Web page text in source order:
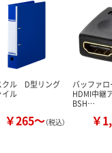
カゴへ カ
クル D型リング
イル
￥265～（税込）
バッファロ
HDMI中継
BSH…
￥